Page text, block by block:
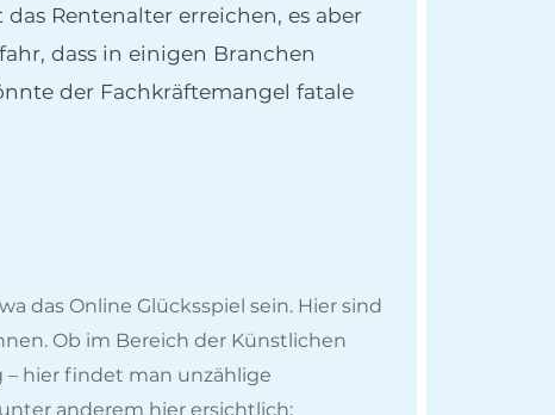
Rentenalter erreichen, es aber
dass in einigen Branchen
der Fachkräftemangel fatale
das Online Glücksspiel sein. Hier sind
Ob im Bereich der Künstlichen
hier findet man unzählige
anderem hier ersichtlich: